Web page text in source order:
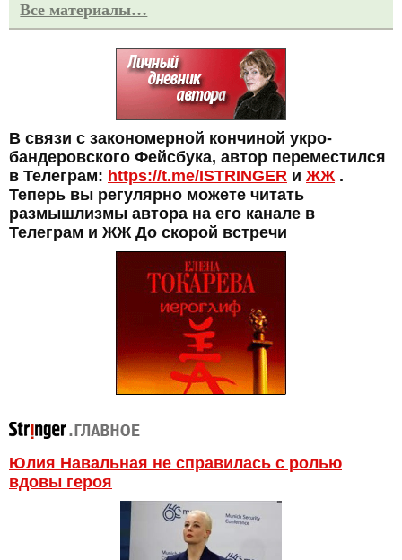
Все материалы…
В связи с закономерной кончиной укро-
бандеровского Фейсбука, автор переместился
в Телеграм: https://t.me/ISTRINGER и ЖЖ .
Теперь вы регулярно можете читать
размышлизмы автора на его канале в
Телеграм и ЖЖ До скорой встречи
Юлия Навальная не справилась с ролью
вдовы героя